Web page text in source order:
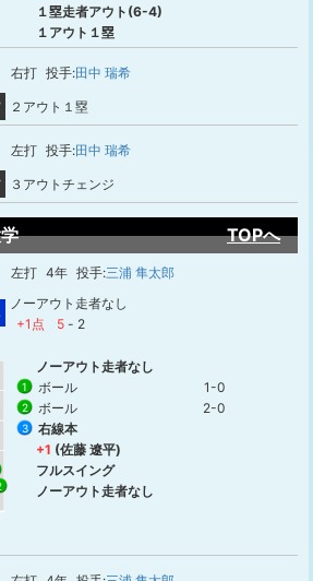
１塁走者アウト(6-4)
１アウト１塁
右打 投手:田中 瑞希
２アウト１塁
左打 投手:田中 瑞希
３アウトチェンジ
TOPへ
左打 4年 投手:三浦 隼太郎
ノーアウト走者なし
+1点
5 - 2
ノーアウト走者なし
1 ボール 1-0
2 ボール 2-0
3
右線本
+1 (佐藤 遼平)
フルスイング
ノーアウト走者なし